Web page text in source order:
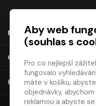
NÁKUP
O SPOLEČNOSTI
KONTAKT
Aby web
(souhlas s
Pro co nejlepší
fungovalo
máte v košíku,
objednávky,
reklamou a abyste